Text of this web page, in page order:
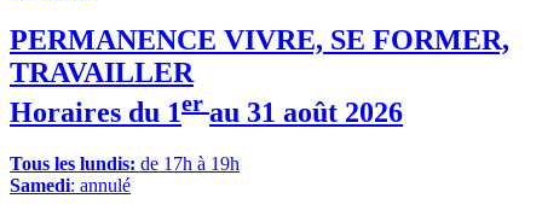
PERMANENCE VIVRE, SE FORMER,
TRAVAILLER
Horaires du 1er au 31 août 2026
Tous les lundis: de 17h à 19h
Samedi: annulé